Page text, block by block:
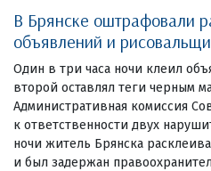
В Брянске оштрафовали
объявлений и
Один в три часа ночи клеил
второй оставлял теги черным
Административная комиссия
к ответственности двух
ночи житель Брянска
и был задержан